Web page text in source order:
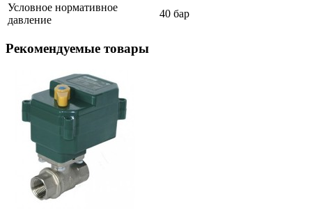
Условное нормативное
давление
40 бар
Рекомендуемые товары